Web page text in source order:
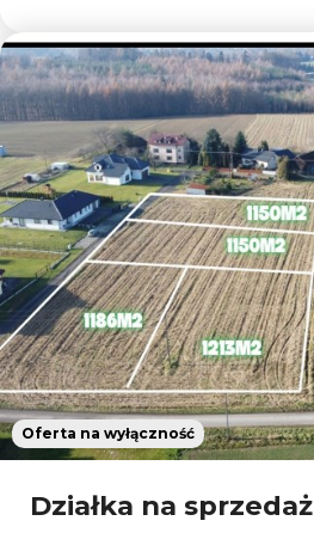
Oferta na wyłączność
Działka na sprzedaż